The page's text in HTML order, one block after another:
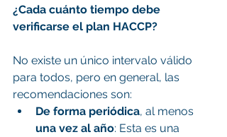
¿Cada cuánto tiempo debe
verificarse el plan HACCP?
No existe un único intervalo válido
para todos, pero en general, las
recomendaciones son:
De forma periódica, al menos
una vez al año: Esta es una